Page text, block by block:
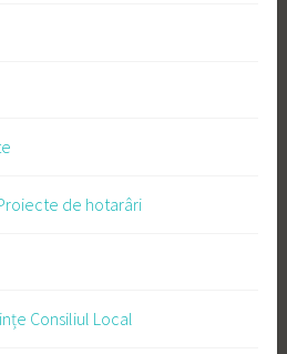
de hotarâri
Consiliul Local